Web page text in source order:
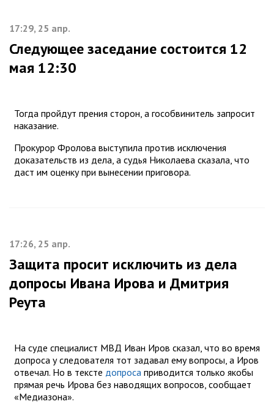
17:29, 25 апр.
Следующее заседание состоится 12
мая 12:30
Тогда пройдут прения сторон, а гособвинитель запросит
наказание.
Прокурор Фролова выступила против исключения
доказательств из дела, а судья Николаева сказала, что
даст им оценку при вынесении приговора.
17:26, 25 апр.
Защита просит исключить из дела
допросы Ивана Ирова и Дмитрия
Реута
На суде специалист МВД Иван Иров сказал, что во время
допроса у следователя тот задавал ему вопросы, а Иров
отвечал. Но в тексте допроса приводится только якобы
прямая речь Ирова без наводящих вопросов, сообщает
«Медиазона».